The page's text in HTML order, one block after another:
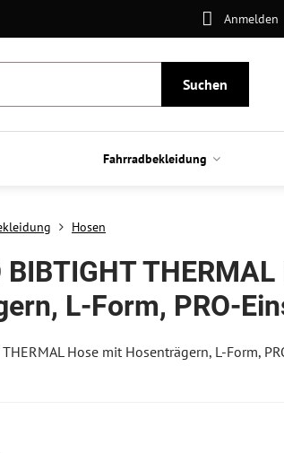
Anmelden
Suchen
Fahrradbekleidung
Hosen
BIBTIGHT
L-Form, PRO-
Hose mit Hosenträgern, L-Form,